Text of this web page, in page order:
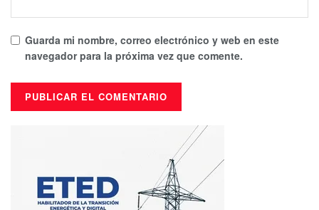
Guarda mi nombre, correo electrónico y web en este
navegador para la próxima vez que comente.